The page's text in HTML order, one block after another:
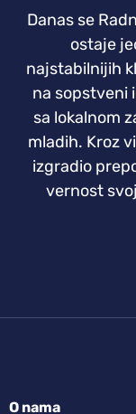
Danas se
ostaje
najstabilnijih
na sopstveni
sa lokalnom
mladih. Kroz
izgradio
vernost
O nama